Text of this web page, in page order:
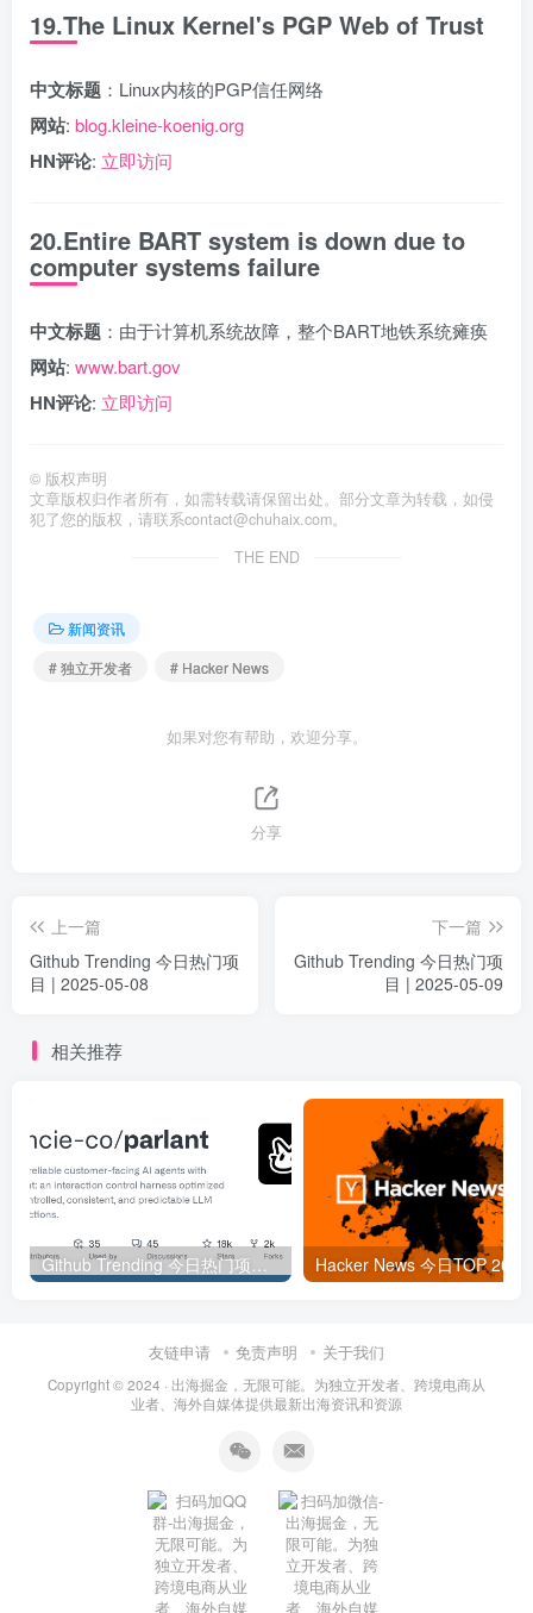
19.The Linux Kernel's PGP Web of Trust
中文标题 ：Linux内核的PGP信任网络
网站: blog.kleine-koenig.org
HN评论: 立即访问
20.Entire BART system is down due to
computer systems failure
中文标题 ：由于计算机系统故障，整个BART地铁系统瘫痪
网站: www.bart.gov
HN评论: 立即访问
© 版权声明
文章版权归作者所有，如需转载请保留出处。部分文章为转载，如侵
犯了您的版权，请联系contact@chuhaix.com。
THE END
新闻资讯
# 独立开发者
# Hacker News
如果对您有帮助，欢迎分享。
分享
上一篇
Github Trending 今日热门项
目 | 2025-05-08
下一篇
Github Trending 今日热门项
目 | 2025-05-09
相关推荐
Github Trending 今日热门项目 | 2025-09-06
友链申请 免责声明 关于我们
Copyright © 2024 · 出海掘金，无限可能。为独立开发者、跨境电商从
业者、海外自媒体提供最新出海资讯和资源